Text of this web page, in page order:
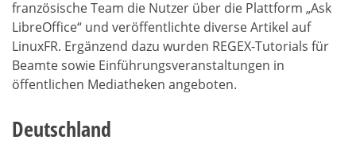
französische Team die Nutzer über die Plattform „Ask
LibreOffice“ und veröffentlichte diverse Artikel auf
LinuxFR. Ergänzend dazu wurden REGEX-Tutorials für
Beamte sowie Einführungsveranstaltungen in
öffentlichen Mediatheken angeboten.
Deutschland